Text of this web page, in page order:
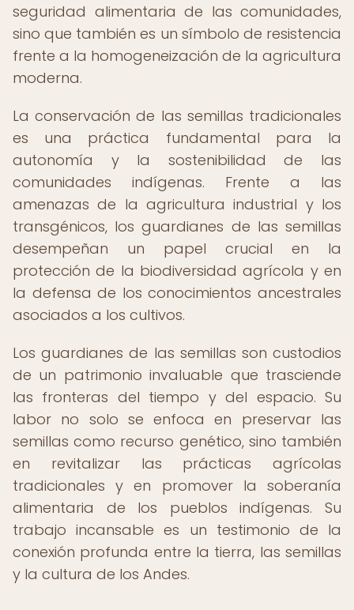
seguridad alimentaria de las comunidades,
sino que también es un símbolo de resistencia
frente a la homogeneización de la agricultura
moderna.
La conservación de las semillas tradicionales
es una práctica fundamental para la
autonomía y la sostenibilidad de las
comunidades indígenas. Frente a las
amenazas de la agricultura industrial y los
transgénicos, los guardianes de las semillas
desempeñan un papel crucial en la
protección de la biodiversidad agrícola y en
la defensa de los conocimientos ancestrales
asociados a los cultivos.
Los guardianes de las semillas son custodios
de un patrimonio invaluable que trasciende
las fronteras del tiempo y del espacio. Su
labor no solo se enfoca en preservar las
semillas como recurso genético, sino también
en revitalizar las prácticas agrícolas
tradicionales y en promover la soberanía
alimentaria de los pueblos indígenas. Su
trabajo incansable es un testimonio de la
conexión profunda entre la tierra, las semillas
y la cultura de los Andes.